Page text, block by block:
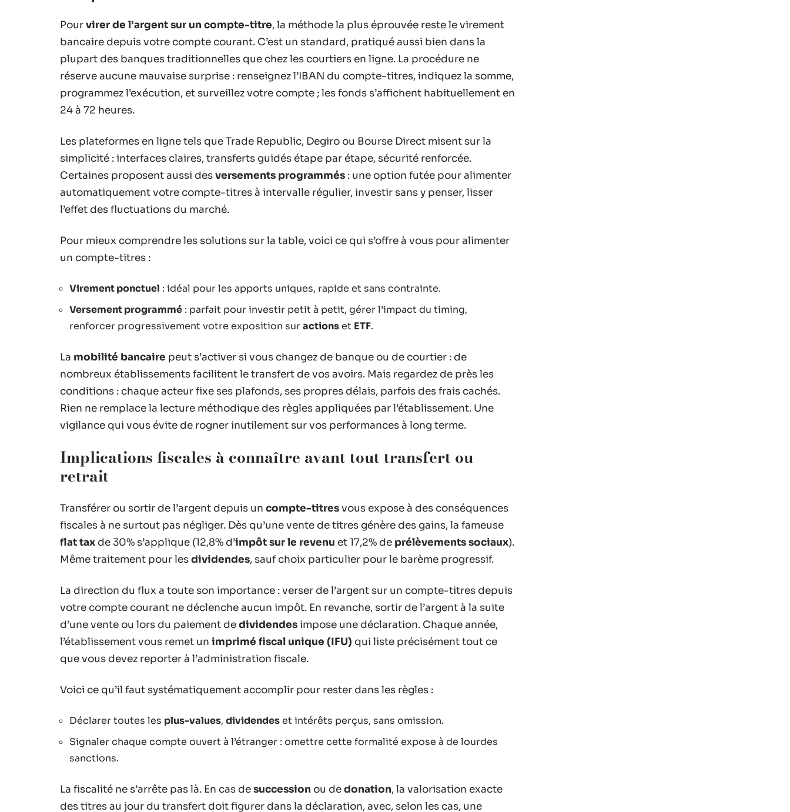
Pourvirer de l’argent sur un compte-titre, la méthode la plus éprouvée reste le virement
bancaire depuis votre compte courant. C’est un standard, pratiqué aussi bien dans la
plupart des banques traditionnelles que chez les courtiers en ligne. La procédure ne
réserve aucune mauvaise surprise : renseignez l’IBAN du compte-titres, indiquez la somme,
programmez l’exécution, et surveillez votre compte ; les fonds s’affichent habituellement en
24 à 72 heures.
Les plateformes en ligne tels que Trade Republic, Degiro ou Bourse Direct misent sur la
simplicité : interfaces claires, transferts guidés étape par étape, sécurité renforcée.
Certaines proposent aussi desversements programmés : une option futée pour alimenter
automatiquement votre compte-titres à intervalle régulier, investir sans y penser, lisser
l’effet des fluctuations du marché.
Pour mieux comprendre les solutions sur la table, voici ce qui s’offre à vous pour alimenter
un compte-titres :
Virement ponctuel : idéal pour les apports uniques, rapide et sans contrainte.
Versement programmé : parfait pour investir petit à petit, gérer l’impact du timing,
renforcer progressivement votre exposition suractionset ETF.
La mobilité bancaire peut s’activer si vous changez de banque ou de courtier : de
nombreux établissements facilitent le transfert de vos avoirs. Mais regardez de près les
conditions : chaque acteur fixe ses plafonds, ses propres délais, parfois des frais cachés.
Rien ne remplace la lecture méthodique des règles appliquées par l’établissement. Une
vigilance qui vous évite de rogner inutilement sur vos performances à long terme.
Implications fiscales à connaître avant tout transfert ou
retrait
Transférer ou sortir de l’argent depuis un compte-titresvous expose à des conséquences
fiscales à ne surtout pas négliger. Dès qu’une vente de titres génère des gains, la fameuse
flat tax de 30% s’applique (12,8% d’impôt sur le revenu et 17,2% de prélèvements sociaux).
Même traitement pour lesdividendes, sauf choix particulier pour le barème progressif.
La direction du flux a toute son importance : verser de l’argent sur un compte-titres depuis
votre compte courant ne déclenche aucun impôt. En revanche, sortir de l’argent à la suite
d’une vente ou lors du paiement dedividendesimpose une déclaration. Chaque année,
l’établissement vous remet un imprimé fiscal unique (IFU) qui liste précisément tout ce
que vous devez reporter à l’administration fiscale.
Voici ce qu’il faut systématiquement accomplir pour rester dans les règles :
Déclarer toutes les plus-values, dividendeset intérêts perçus, sans omission.
Signaler chaque compte ouvert à l’étranger : omettre cette formalité expose à de lourdes
sanctions.
La fiscalité ne s’arrête pas là. En cas desuccession ou dedonation, la valorisation exacte
des titres au jour du transfert doit figurer dans la déclaration, avec, selon les cas, une